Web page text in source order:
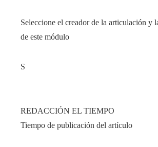
Seleccione el creador de la articulación y
de este módulo
S
REDACCIÓN EL TIEMPO
Tiempo de publicación del artículo